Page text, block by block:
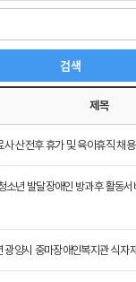
제목
사 산전후 휴가 및 육아휴직 채
소년 발달장애인 방과후 활동
양시 중마장애인복지관 식자